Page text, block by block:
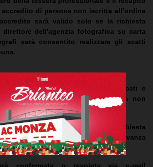
di persona non iscritta all’ordine
sarà valido solo se la richiesta
dell'agenzia fotografica su carta
sarà consentito realizzare gli scatti
della richiesta oltre i termini indicati e
informazioni, comporteranno la non
titolo d’ingresso.
si riserva di respingere la richiesta
la capienza stabilita, in osservanza